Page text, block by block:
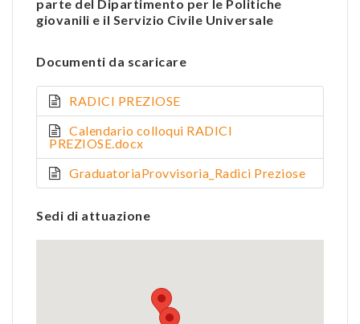
parte del Dipartimento per le Politiche
giovanili e il Servizio Civile Universale
Documenti da scaricare
RADICI PREZIOSE
Calendario colloqui RADICI
PREZIOSE.docx
GraduatoriaProvvisoria_Radici Preziose
Sedi di attuazione